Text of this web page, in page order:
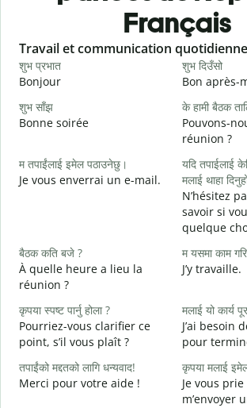
Français
Slide 1 of 6
Travail et communication quotidienne
शुभ प्रभात
Bonjour
शुभ दिउँसो
Bon après-
शुभ साँझ
Bonne soirée
के हामी बैठक
Pouvons-
réunion ?
म तपाईंलाई इमेल पठाउनेछु।
Je vous enverrai un e-mail.
यदि तपाईलाई
मलाई थाहा
N’hésitez
savoir si
quelque
बैठक कति बजे ?
À quelle heure a lieu la
réunion ?
म यसमा काम
J’y travaille.
कृपया स्पष्ट पार्नु होला ?
Pourriez-vous clarifier ce
point, s’il vous plaît ?
मलाई यो कार्य
J’ai besoin
pour
तपाईंको मद्दतको लागि धन्यवाद!
Merci pour votre aide !
कृपया मलाई
Je vous
m’envoyer